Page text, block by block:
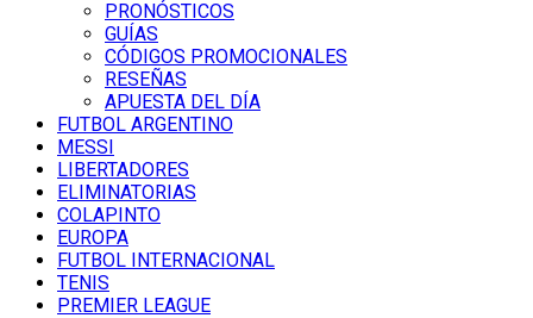
PRONÓSTICOS
GUÍAS
CÓDIGOS PROMOCIONALES
RESEÑAS
APUESTA DEL DÍA
FUTBOL ARGENTINO
MESSI
LIBERTADORES
ELIMINATORIAS
COLAPINTO
EUROPA
FUTBOL INTERNACIONAL
TENIS
PREMIER LEAGUE